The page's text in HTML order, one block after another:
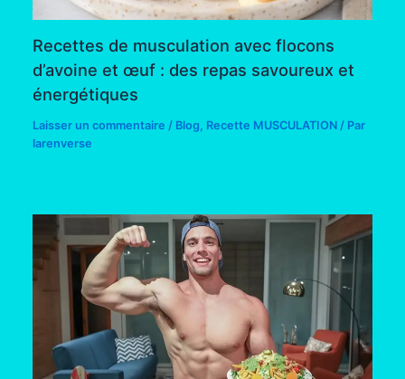
Recettes de musculation avec flocons
d’avoine et œuf : des repas savoureux et
énergétiques
Laisser un commentaire / Blog Recette MUSCULATION / Par
larenverse